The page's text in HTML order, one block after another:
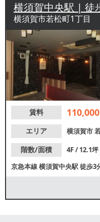
横須賀中央駅 | 徒
横須賀市若松町1丁目
賃料 110,000
エリア
横須賀市
階数/面積
4F / 12.1坪
京急本線横須賀中央駅徒歩3